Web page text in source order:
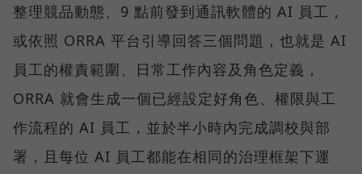
整理競品動態、9 點前發到通訊軟體的 AI 員工，
或依照 ORRA 平台引導回答三個問題，也就是 AI
員工的權責範圍、日常工作內容及角色定義，
ORRA 就會生成一個已經設定好角色、權限與工
作流程的 AI 員工，並於半小時內完成調校與部
署，且每位 AI 員工都能在相同的治理框架下運